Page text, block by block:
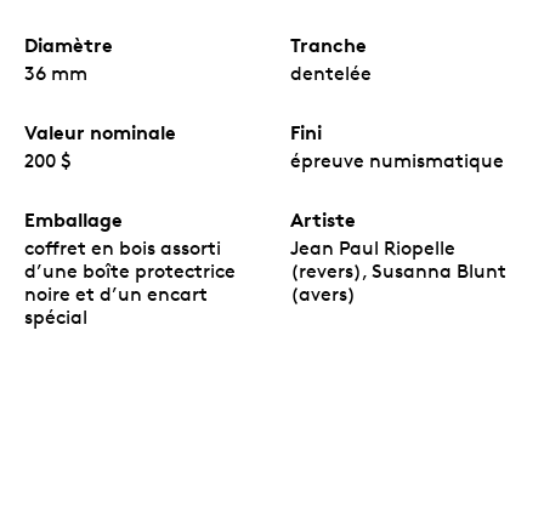
Diamètre
36 mm
Tranche
dentelée
Valeur nominale
200 $
Fini
épreuve numismatique
Emballage
coffret en bois assorti
d’une boîte protectrice
noire et d’un encart
spécial
Artiste
Jean Paul Riopelle
(revers), Susanna Blunt
(avers)